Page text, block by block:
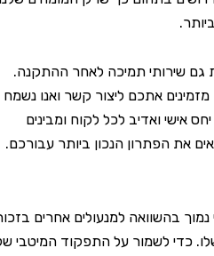
תמיכה לאחר ההתקנה.
אתכם ליצור קשר ואנו נשמח
ואדיב לכל לקוח ומבינים
הפתרון הנכון ביותר עבורכם.
למנעולים אחרים בזכות
לשמור על התפקוד המיטבי של